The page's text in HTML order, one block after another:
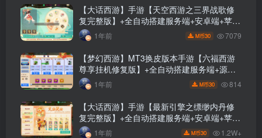
【大话西游】手游【天空西游之三界战歌修
复完整版】+全自动搭建服务端+安卓端+苹果
端+GM后台+视频搭建教程
1年前 M币30 7079
【梦幻西游】MT3换皮版本手游【六福西游
尊享挂机修复版】+全自动搭建服务端+源码
+安卓端+苹果端+GM后台+视频搭建教程
1年前 M币30 814
【大话西游】手游【最新引擎之缥缈内丹修
复完整版】+全自动搭建服务端+安卓端+苹果
端+GM后台+视频搭建教程
1年前 M币30 1.2W+